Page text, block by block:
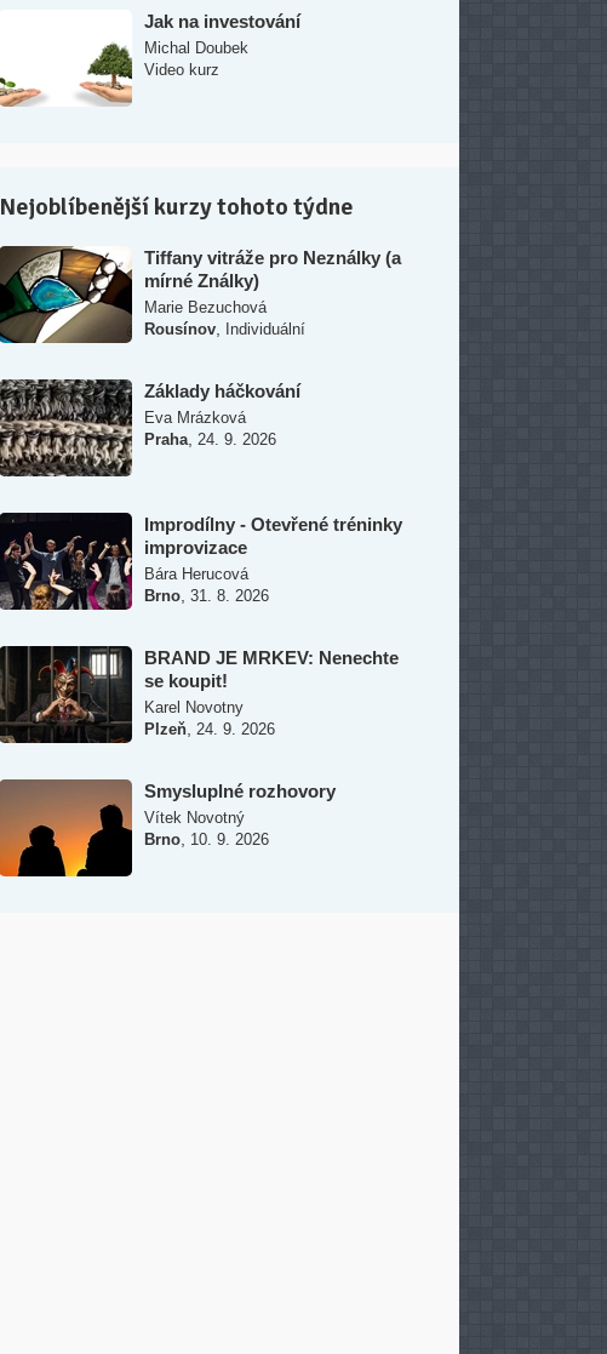
Jak na investování
Michal Doubek
Video kurz
Nejoblíbenější kurzy tohoto týdne
Tiffany vitráže pro Neználky (a
mírné Ználky)
Marie Bezuchová
Rousínov
Individuální
Základy háčkování
Eva Mrázková
Praha 24. 9. 2026
Improdílny - Otevřené tréninky
improvizace
Bára Herucová
Brno 31. 8. 2026
BRAND JE MRKEV: Nenechte
se koupit!
Karel Novotny
Plzeň 24. 9. 2026
Smysluplné rozhovory
Vítek Novotný
Brno 10. 9. 2026